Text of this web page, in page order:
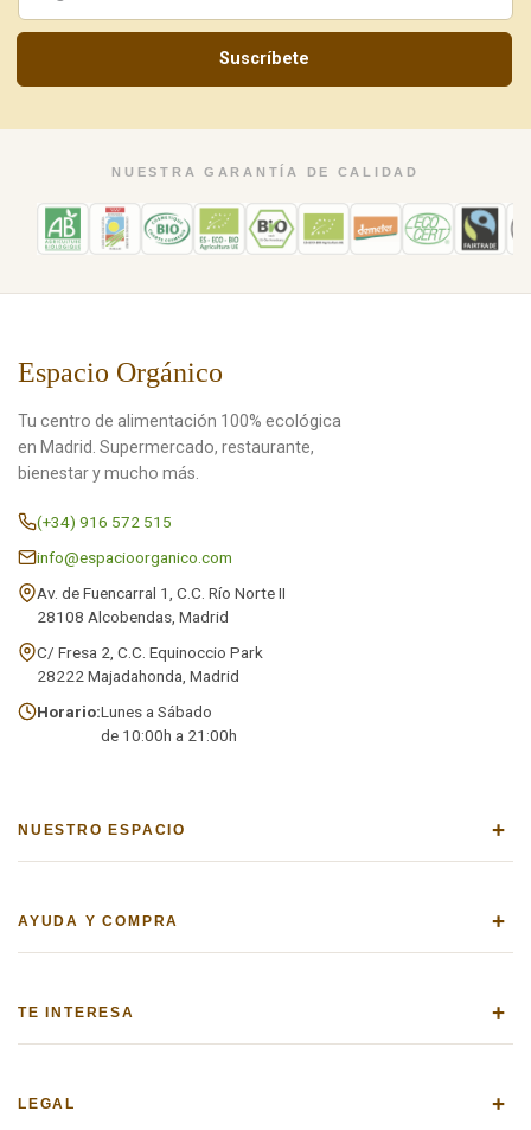
Suscríbete
NUESTRA GARANTÍA DE CALIDAD
Espacio Orgánico
Tu centro de alimentación 100% ecológica
en Madrid. Supermercado, restaurante,
bienestar y mucho más.
(+34) 916 572 515
info@espacioorganico.com
Av. de Fuencarral 1, C.C. Río Norte II
28108 Alcobendas, Madrid
C/ Fresa 2, C.C. Equinoccio Park
28222 Majadahonda, Madrid
Horario:Lunes a Sábado
de 10:00h a 21:00h
NUESTRO ESPACIO +
AYUDA Y COMPRA +
TE INTERESA +
LEGAL +